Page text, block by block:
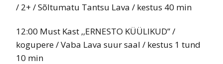
/ 2+ / Sõltumatu Tantsu Lava / kestus 40 min
12:00 Must Kast ,,ERNESTO KÜÜLIKUD’’ /
kogupere / Vaba Lava suur saal / kestus 1 tund
10 min